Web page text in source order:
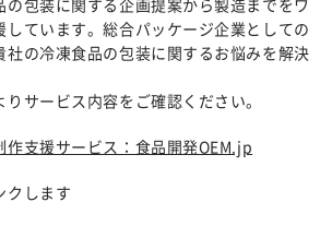
の包装に関する企画提案から製造までをワ
しています。総合パッケージ企業としての
社の冷凍食品の包装に関するお悩みを解決
サービス内容をご確認ください。
作支援サービス：食品開発OEM.jp
クします